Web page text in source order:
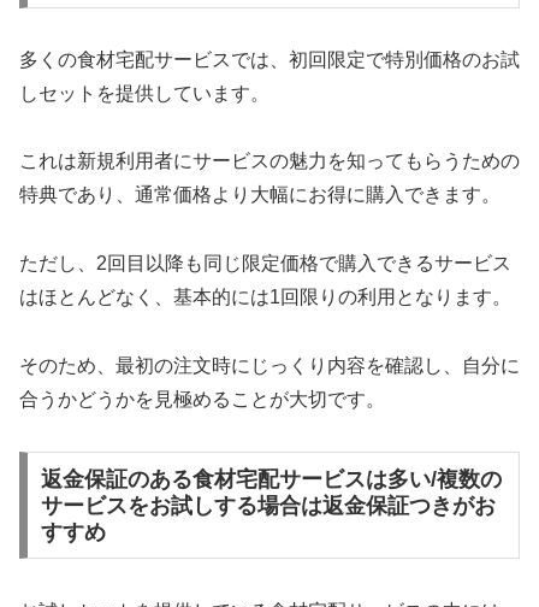
多くの食材宅配サービスでは、初回限定で特別価格のお試
しセットを提供しています。
これは新規利用者にサービスの魅力を知ってもらうための
特典であり、通常価格より大幅にお得に購入できます。
ただし、2回目以降も同じ限定価格で購入できるサービス
はほとんどなく、基本的には1回限りの利用となります。
そのため、最初の注文時にじっくり内容を確認し、自分に
合うかどうかを見極めることが大切です。
返金保証のある食材宅配サービスは多い/複数の
サービスをお試しする場合は返金保証つきがお
すすめ